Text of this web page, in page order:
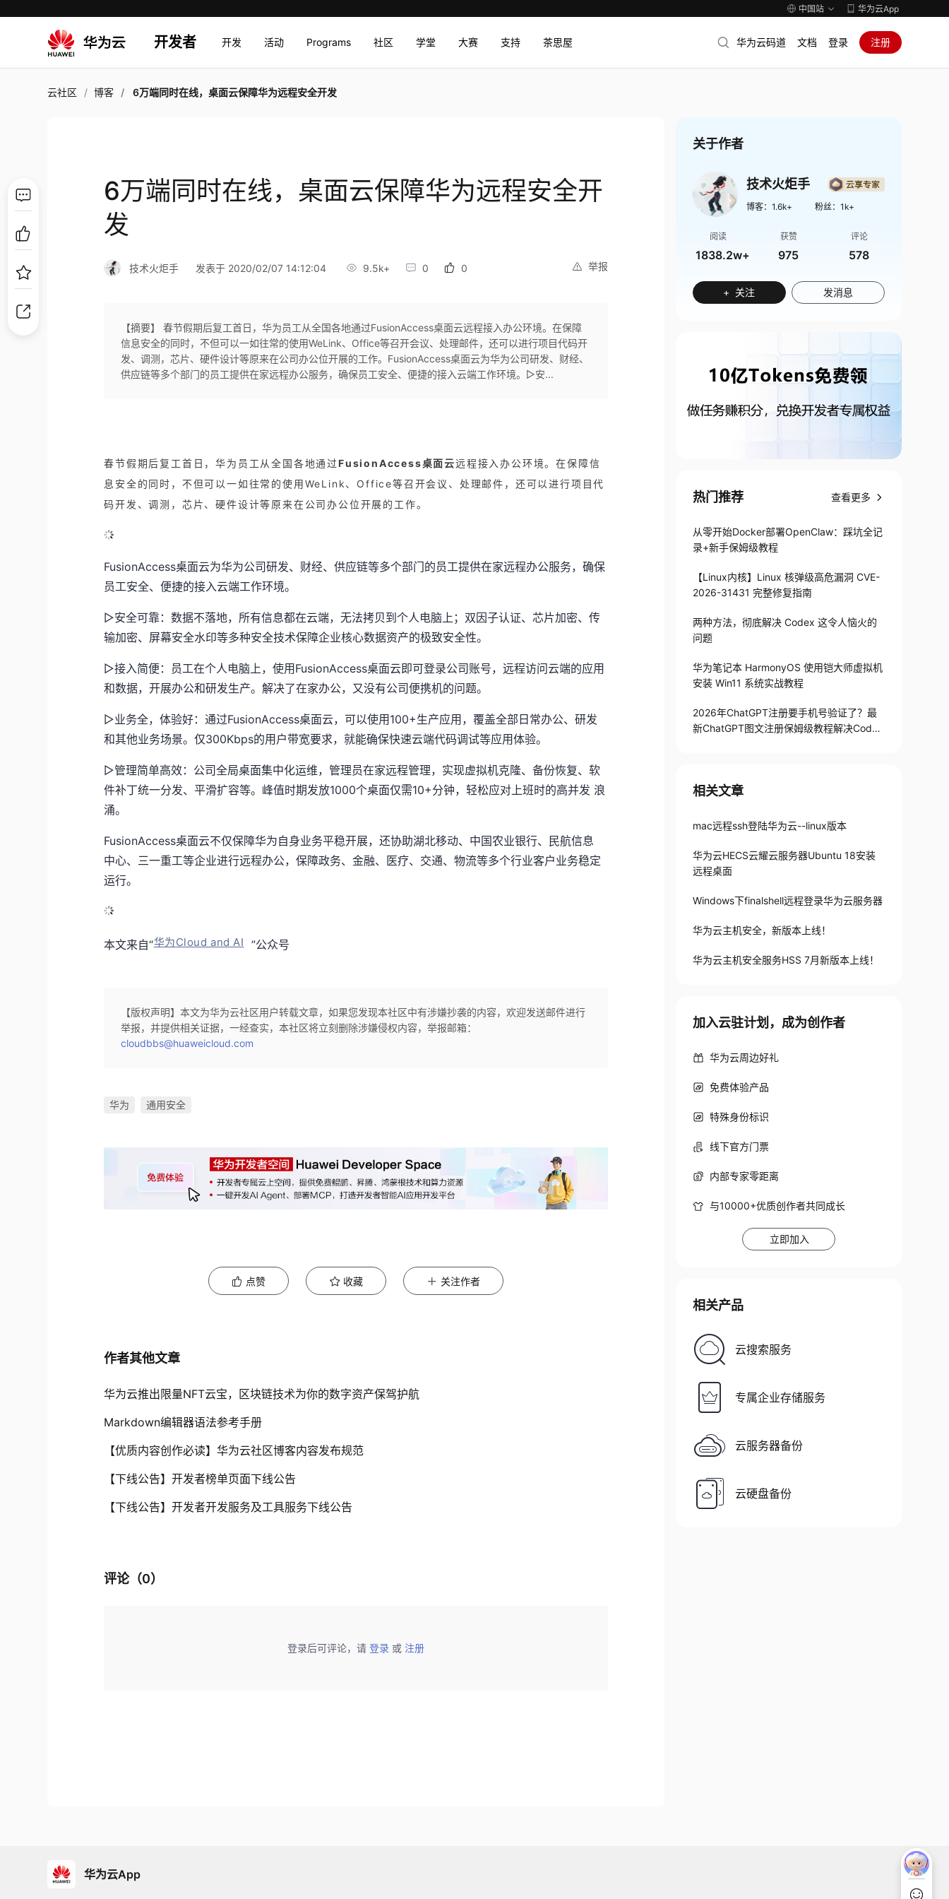
中国站 华为云App
开发者 开发 活动 Programs 社区 学堂 大赛 支持 茶思屋 华为云码道 文档 登录 注册
云社区 博客 6万端同时在线，桌面云保障华为远程安全开发
6万端同时在线，桌面云保障华为远程安全开
发
举报
技术火炬手 发表于 2020/02/07 14:12:04 9.5k+ 0 0
【摘要】 春节假期后复工首日，华为员工从全国各地通过FusionAccess桌面云远程接入办公环境。在保障
信息安全的同时，不但可以一如往常的使用WeLink、Office等召开会议、处理邮件，还可以进行项目代码开
发、调测，芯片、硬件设计等原来在公司办公位开展的工作。FusionAccess桌面云为华为公司研发、财经、
供应链等多个部门的员工提供在家远程办公服务，确保员工安全、便捷的接入云端工作环境。▷安...
春节假期后复工首日，华为员工从全国各地通过FusionAccess桌面云远程接入办公环境。在保障信
息安全的同时，不但可以一如往常的使用WeLink、Office等召开会议、处理邮件，还可以进行项目代
码开发、调测，芯片、硬件设计等原来在公司办公位开展的工作。
FusionAccess桌面云为华为公司研发、财经、供应链等多个部门的员工提供在家远程办公服务，确保
员工安全、便捷的接入云端工作环境。
▷安全可靠：数据不落地，所有信息都在云端，无法拷贝到个人电脑上；双因子认证、芯片加密、传
输加密、屏幕安全水印等多种安全技术保障企业核心数据资产的极致安全性。
▷接入简便：员工在个人电脑上，使用FusionAccess桌面云即可登录公司账号，远程访问云端的应用
和数据，开展办公和研发生产。解决了在家办公，又没有公司便携机的问题。
▷业务全，体验好：通过FusionAccess桌面云，可以使用100+生产应用，覆盖全部日常办公、研发
和其他业务场景。仅300Kbps的用户带宽要求，就能确保快速云端代码调试等应用体验。
▷管理简单高效：公司全局桌面集中化运维，管理员在家远程管理，实现虚拟机克隆、备份恢复、软
件补丁统一分发、平滑扩容等。峰值时期发放1000个桌面仅需10+分钟，轻松应对上班时的高并发 浪
涌。
FusionAccess桌面云不仅保障华为自身业务平稳开展，还协助湖北移动、中国农业银行、民航信息
中心、三一重工等企业进行远程办公，保障政务、金融、医疗、交通、物流等多个行业客户业务稳定
运行。
本文来自“华为Cloud and AI ”公众号
【版权声明】本文为华为云社区用户转载文章，如果您发现本社区中有涉嫌抄袭的内容，欢迎发送邮件进行
举报，并提供相关证据，一经查实，本社区将立刻删除涉嫌侵权内容，举报邮箱：
cloudbbs@huaweicloud.com
华为 通用安全
点赞 收藏 关注作者
作者其他文章
华为云推出限量NFT云宝，区块链技术为你的数字资产保驾护航
Markdown编辑器语法参考手册
【优质内容创作必读】华为云社区博客内容发布规范
【下线公告】开发者榜单页面下线公告
【下线公告】开发者开发服务及工具服务下线公告
评论（0）
登录后可评论，请 登录 或 注册
关于作者
技术火炬手
博客： 1.6k+ 粉丝： 1k+
阅读
1838.2w+
获赞
975
评论
578
+ 关注 发消息
热门推荐 查看更多
从零开始Docker部署OpenClaw：踩坑全记
录+新手保姆级教程
【Linux内核】Linux 核弹级高危漏洞 CVE-
2026-31431 完整修复指南
两种方法，彻底解决 Codex 这令人恼火的
问题
华为笔记本 HarmonyOS 使用铠大师虚拟机
安装 Win11 系统实战教程
2026年ChatGPT注册要手机号验证了？最
新ChatGPT图文注册保姆级教程解决Codex
相关文章
mac远程ssh登陆华为云--linux版本
华为云HECS云耀云服务器Ubuntu 18安装
远程桌面
Windows下finalshell远程登录华为云服务器
华为云主机安全，新版本上线！
华为云主机安全服务HSS 7月新版本上线！
加入云驻计划，成为创作者
华为云周边好礼
免费体验产品
特殊身份标识
线下官方门票
内部专家零距离
与10000+优质创作者共同成长
立即加入
相关产品
云搜索服务
专属企业存储服务
云服务器备份
云硬盘备份
华为云App